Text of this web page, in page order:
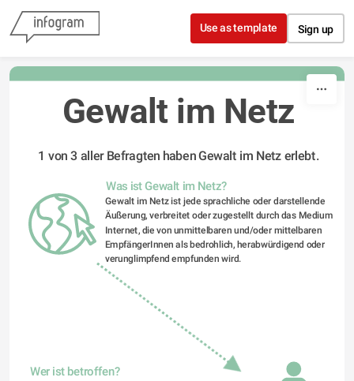
Skip to content
Use as template Sign up
Gewalt im Netz
1 von 3 aller Befragten haben Gewalt im Netz erlebt.
Was ist Gewalt im Netz?
Gewalt im Netz ist jede sprachliche oder darstellende
Äußerung, verbreitet oder zugestellt durch das Medium
Internet, die von unmittelbaren und/oder mittelbaren
EmpfängerInnen als bedrohlich, herabwürdigend oder
verunglimpfend empfunden wird.
Wer ist betroffen?